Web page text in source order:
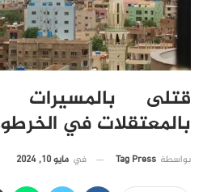
قتلى بالمسيرات
بالمعتقلات في
بواسطة Tag Press في مايو 10, 2024